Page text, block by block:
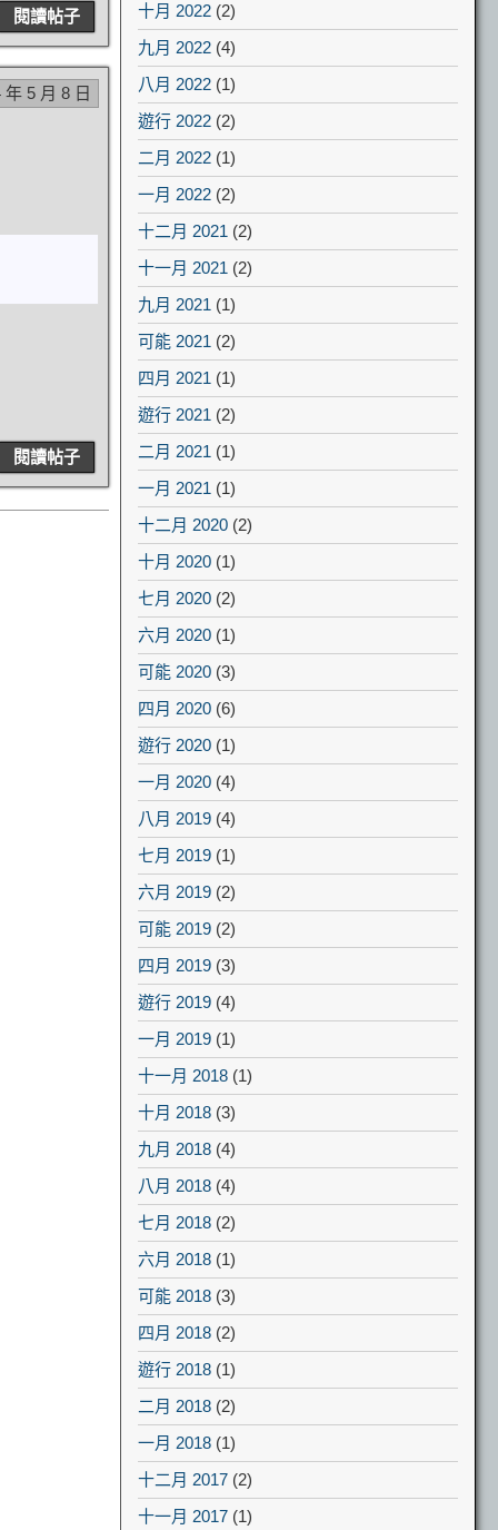
閱讀帖子
年 5 月 8 日
閱讀帖子
十月 2022 (2)
九月 2022 (4)
八月 2022 (1)
遊行 2022 (2)
二月 2022 (1)
一月 2022 (2)
十二月 2021 (2)
十一月 2021 (2)
九月 2021 (1)
可能 2021 (2)
四月 2021 (1)
遊行 2021 (2)
二月 2021 (1)
一月 2021 (1)
十二月 2020 (2)
十月 2020 (1)
七月 2020 (2)
六月 2020 (1)
可能 2020 (3)
四月 2020 (6)
遊行 2020 (1)
一月 2020 (4)
八月 2019 (4)
七月 2019 (1)
六月 2019 (2)
可能 2019 (2)
四月 2019 (3)
遊行 2019 (4)
一月 2019 (1)
十一月 2018 (1)
十月 2018 (3)
九月 2018 (4)
八月 2018 (4)
七月 2018 (2)
六月 2018 (1)
可能 2018 (3)
四月 2018 (2)
遊行 2018 (1)
二月 2018 (2)
一月 2018 (1)
十二月 2017 (2)
十一月 2017 (1)